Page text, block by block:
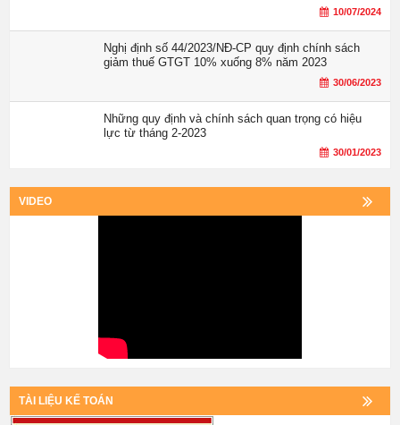
10/07/2024
Nghị định số 44/2023/NĐ-CP quy định chính sách
giảm thuế GTGT 10% xuống 8% năm 2023
30/06/2023
Những quy định và chính sách quan trọng có hiệu
lực từ tháng 2-2023
30/01/2023
VIDEO
TÀI LIỆU KẾ TOÁN